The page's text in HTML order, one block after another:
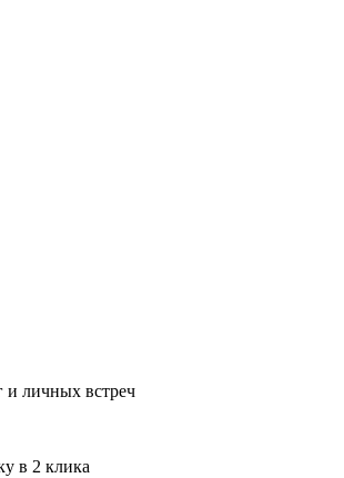
и личных встреч
в 2 клика